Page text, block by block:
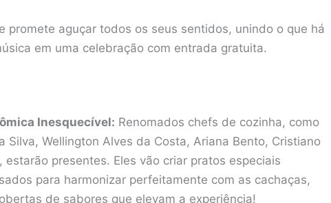
promete aguçar todos os seus sentidos, unindo o que há
em uma celebração com entrada gratuita.
Inesquecível: Renomados chefs de cozinha, como
Silva, Wellington Alves da Costa, Ariana Bento, Cristiano
estarão presentes. Eles vão criar pratos especiais
para harmonizar perfeitamente com as cachaças,
de sabores que elevam a experiência!